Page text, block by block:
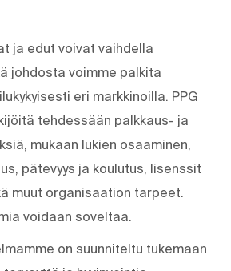
ja edut voivat vaihdella
johdosta voimme palkita
eri markkinoilla. PPG
tehdessään palkkaus- ja
mukaan lukien osaaminen,
pätevyys ja koulutus, lisenssit
muut organisaation tarpeet.
voidaan soveltaa.
on suunniteltu tukemaan